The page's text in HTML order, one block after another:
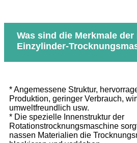
Was sind die Merkmale
Einzylinder-
* Angemessene Struktur,
Produktion, geringer Verbrauch,
umweltfreundlich usw.
* Die spezielle Innenstruktur der
Rotationstrocknungsmaschine
nassen Materialien die